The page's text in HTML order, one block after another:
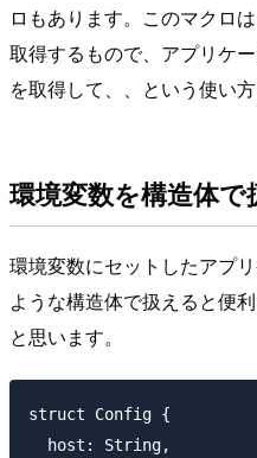
ロもあります。このマクロ
取得するもので、アプリケ
を取得して、、という使い方
環境変数を構造体で
環境変数にセットしたアプ
ような構造体で扱えると便
と思います。
struct Config {
  host: String,